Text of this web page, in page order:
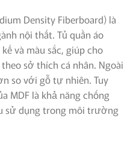
Density Fiberboard) là
nội thất. Tủ quần áo
và màu sắc, giúp cho
sở thích cá nhân. Ngoài
so với gỗ tự nhiên. Tuy
MDF là khả năng chống
sử dụng trong môi trường